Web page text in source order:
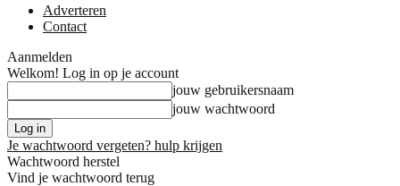
Adverteren
Contact
Aanmelden
Welkom! Log in op je account
jouw gebruikersnaam
jouw wachtwoord
Je wachtwoord vergeten? hulp krijgen
Wachtwoord herstel
Vind je wachtwoord terug